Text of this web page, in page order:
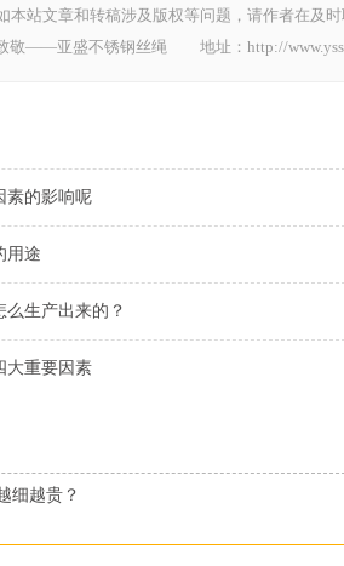
本站文章和转稿涉及版权等问题，请作者在及时
敬——亚盛不锈钢丝绳 地址：http://
素的影响呢
用途
生产出来的？
大重要因素
细越贵？